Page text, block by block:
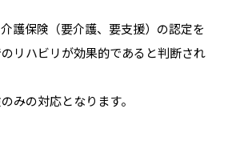
護保険（要介護、要⽀援）の認定を
リハビリが効果的であると判断され
みの対応となります。